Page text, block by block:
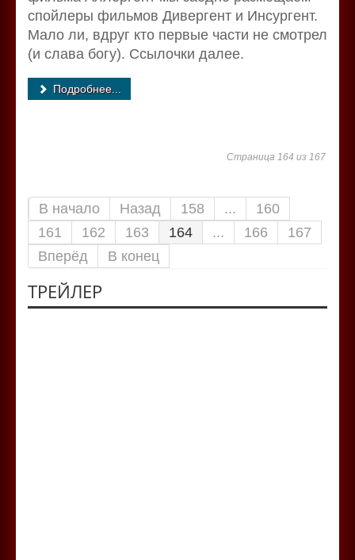
спойлеры фильмов Дивергент и Инсургент.
Мало ли, вдруг кто первые части не смотрел
(и слава богу). Ссылочки далее.
Подробнее...
Страница 164 из 167
В начало Назад 158 ...
160
161
162 163 164 ... 166
167
Вперёд
В конец
ТРЕЙЛЕР